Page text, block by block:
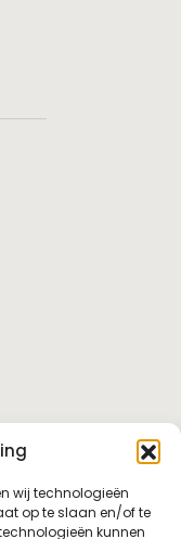
wij technologieën
op te slaan en/of te
kunnen
Elephant en